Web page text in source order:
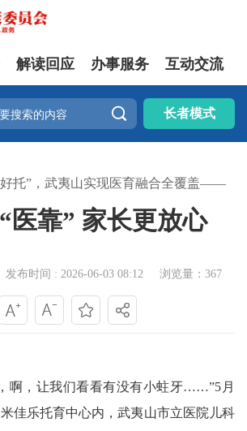
解读回应 办事服务 互动交流
 长者模式
好托”，武夷山实现医育融合全覆盖——
医靠” 家长更放心
发布时间 : 2026-06-03 08:12 浏览量：367
，让我们看看有没有小蛀牙……”5月
佳乐托育中心内，武夷山市立医院儿科